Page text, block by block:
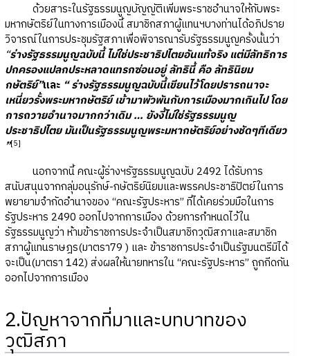
ด้วยสาระในรัฐธรรมนูญบัญญัติเพิ่มพระราชอำนาจให้กับพระ
มหากษัตริย์ในทางการเมืองนี้ สมาชิกสภาผู้แทนฯบางท่านได้อภิปราย
วิจารณ์ในการประชุมรัฐสภาเพื่อพิจารณารับรัฐธรรมนูญครั้งนั้นว่า
“ร่างรัฐธรรมนูญฉบับนี้ ไม่ใช่ประชาธิปไตยอันแท้จริง แต่มีลัทธิการ
ปกครองแปลกประหลาดแทรกซ่อนอยู่ ลัทธินี้ คือ ลัทธินิยม
กษัตริย์”และ “ ร่างรัฐธรรมนูญฉบับนี้เขียนไว้โดยปรารถนาจะ
เหนี่ยวรั้งพระมหากษัตริย์ เข้ามาพัวพันกับการเมืองมากเกินไป โดย
การถวายอำนาจมากกว่าเดิม … ยังงี้ไม่ใช่รัฐธรรมนูญ
ประชาธิปไตย มันเป็นรัฐธรรมนูญพระมหากษัตริย์อย่างชัดๆทีเดียว
”[5]
นอกจากนี้ คณะผู้ร่างฯรัฐธรรมนูญฉบับ 2492 ได้รับการ
สนับสนุนจากกลุ่มอนุรักษ์-กษัตริย์นิยมและพรรคประชาธิปัตย์ในการ
พยายามจำกัดอำนาจของ “คณะรัฐประหาร” ที่ได้เคยร่วมมือในการ
รัฐประหาร 2490 ออกไปจากการเมือง ด้วยการกำหนดไว้ใน
รัฐธรรมนูญว่า ห้ามข้าราชการประจำเป็นสมาชิกวุฒิสภาและสมาชิก
สภาผู้แทนราษฎร(มาตรา79 ) และ ข้าราชการประจำเป็นรัฐมนตรีมิได้
จะเป็น(มาตรา 142) ส่งผลให้นายทหารใน “คณะรัฐประหาร” ถูกกีดกัน
ออกไปจากการเมือง
2.ปัญหาจากที่มาและบทบาทของ
วุฒิสภา